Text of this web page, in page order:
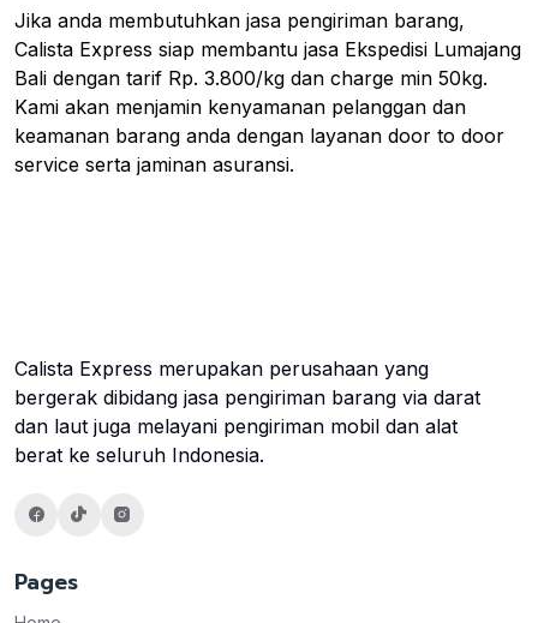
Jika anda membutuhkan jasa pengiriman barang,
Calista Express siap membantu jasa Ekspedisi Lumajang
Bali dengan tarif Rp. 3.800/kg dan charge min 50kg.
Kami akan menjamin kenyamanan pelanggan dan
keamanan barang anda dengan layanan door to door
service serta jaminan asuransi.
Calista Express merupakan perusahaan yang
bergerak dibidang jasa pengiriman barang via darat
dan laut juga melayani pengiriman mobil dan alat
berat ke seluruh Indonesia.
Pages